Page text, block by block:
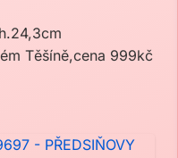
Těšíně,cena 999kč